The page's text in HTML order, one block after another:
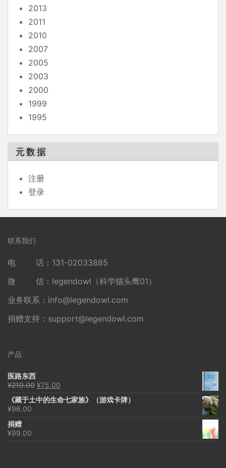
2013
2011
2010
2007
2005
2003
2000
1999
1995
元数据
注册
登录
联系我们
电 话：131-02033885
微 信：legendowl（科学猫头鹰01）
业务联系： info@legendowl.com
捐赠支持： support@legendowl.com
产品
医路东西
¥210.00 原
为：
¥75.00
价
《藏于土中的生命七家族》（游戏卡牌）
¥96.00
捐赠
¥99.00